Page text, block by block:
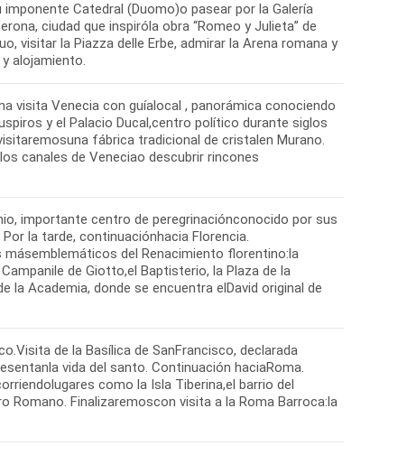
imponente Catedral (Duomo)o pasear por la Galería
ciudad que inspiróla obra “Romeo y Julieta” de
visitar la Piazza delle Erbe, admirar la Arena romana y
alojamiento.
visita Venecia con guíalocal , panorámica conociendo
y el Palacio Ducal,centro político durante siglos
fábrica tradicional de cristalen Murano.
canales de Veneciao descubrir rincones
importante centro de peregrinaciónconocido por sus
la tarde, continuaciónhacia Florencia.
del Renacimiento florentino:la
de Giotto,el Baptisterio, la Plaza de la
la Academia, donde se encuentra elDavid original de
de la Basílica de SanFrancisco, declarada
vida del santo. Continuación haciaRoma.
como la Isla Tiberina,el barrio del
Romano. Finalizaremoscon visita a la Roma Barroca:la